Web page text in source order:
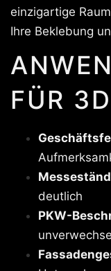
einzigartige
Ihre Beklebung
FÜR
deutlich
PKW-